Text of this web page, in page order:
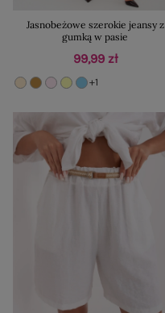
Jasnobeżowe szerokie jeansy z
gumką w pasie
99,99 zł
+1